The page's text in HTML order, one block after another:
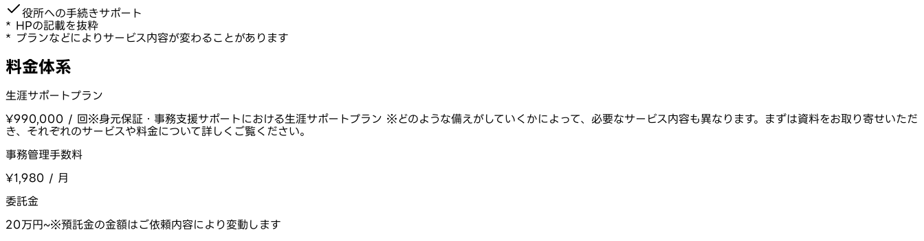
役所への手続きサポート
* HPの記載を抜粋
* プランなどによりサービス内容が変わることがあります
料金体系
生涯サポートプラン
¥990,000 / 回※身元保証・事務支援サポートにおける生涯サポートプラン ※どのような備えがしていくかによって、必要なサービス内容も異なります。まずは資料をお取り寄せいただ
き、それぞれのサービスや料金について詳しくご覧ください。
事務管理手数料
¥1,980 / 月
委託金
20万円~※預託金の金額はご依頼内容により変動します